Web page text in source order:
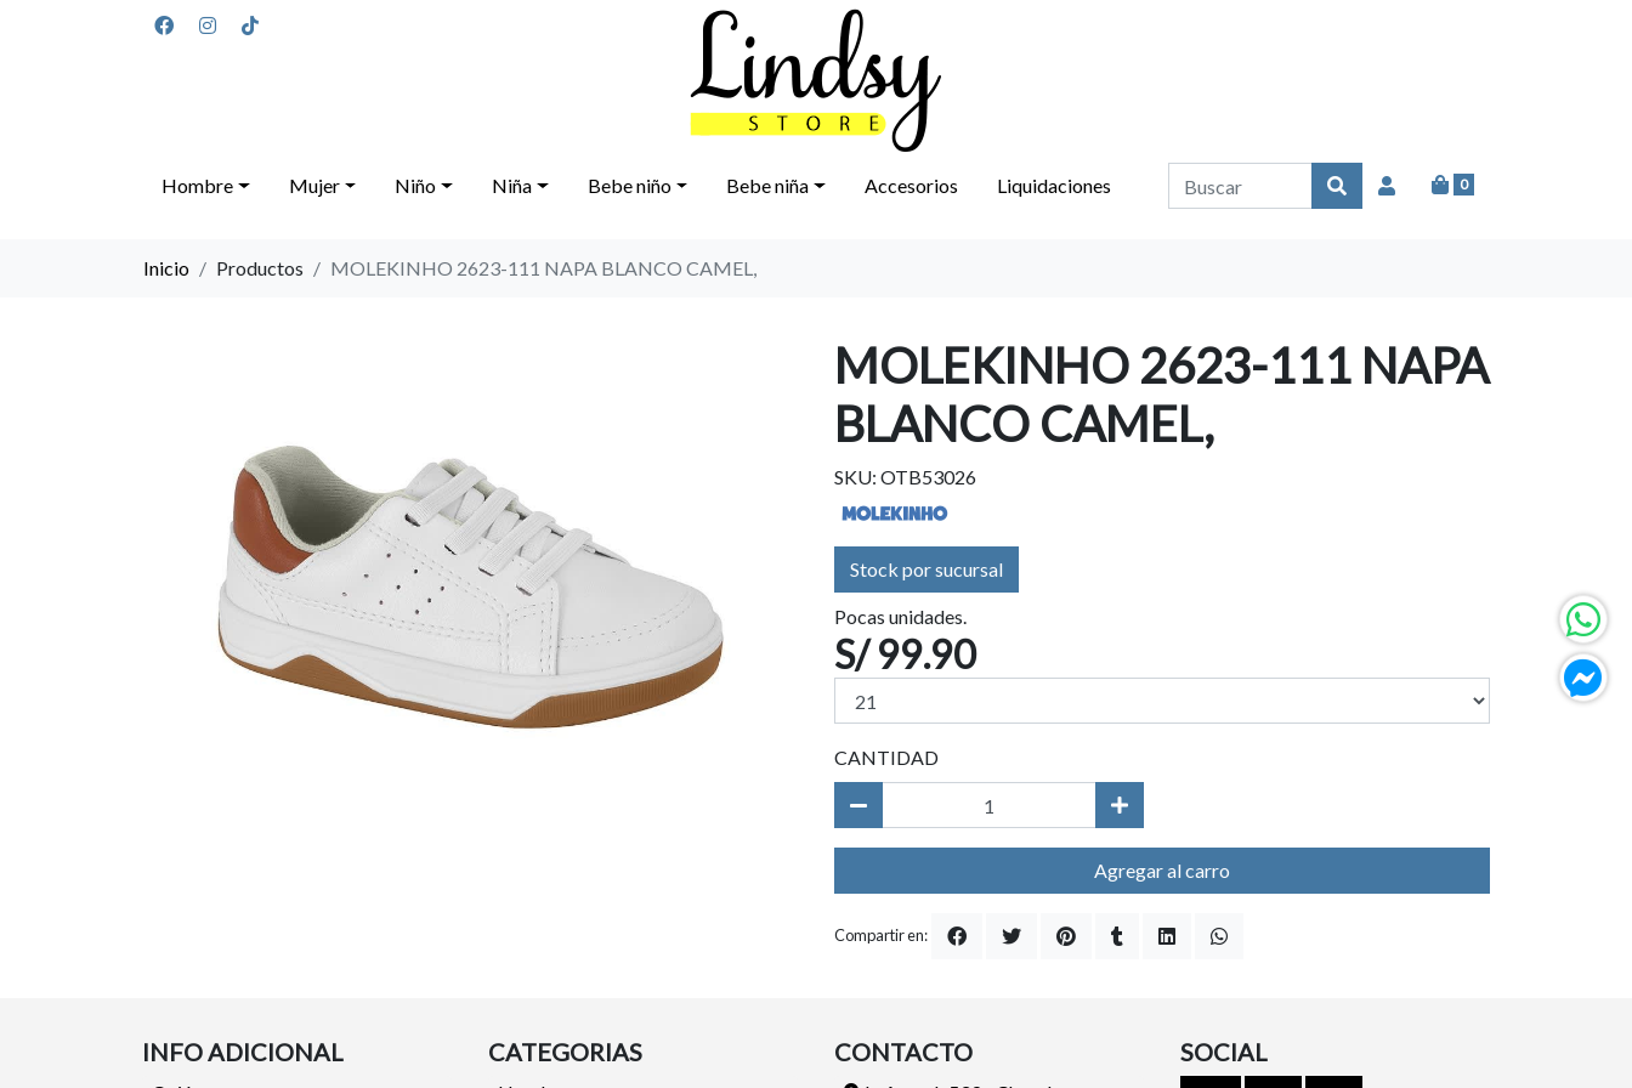
0
Hombre Mujer Niño Niña Bebe niño Bebe niña Accesorios Liquidaciones
Inicio Productos MOLEKINHO 2623-111 NAPA BLANCO CAMEL,
MOLEKINHO 2623-111 NAPA
BLANCO CAMEL,
SKU: OTB53026
Stock por sucursal
Pocas unidades.
S/ 99.90
CANTIDAD
Agregar al carro
Compartir en:
INFO ADICIONAL CATEGORIAS CONTACTO SOCIAL